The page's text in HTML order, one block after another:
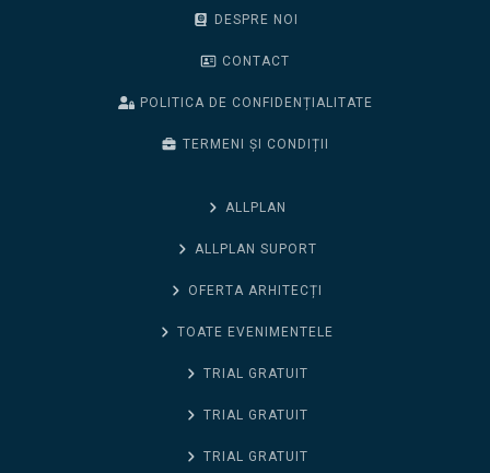
DESPRE NOI
CONTACT
POLITICA DE CONFIDENȚIALITATE
TERMENI ȘI CONDIȚII
ALLPLAN
ALLPLAN SUPORT
OFERTA ARHITECȚI
TOATE EVENIMENTELE
TRIAL GRATUIT
TRIAL GRATUIT
TRIAL GRATUIT